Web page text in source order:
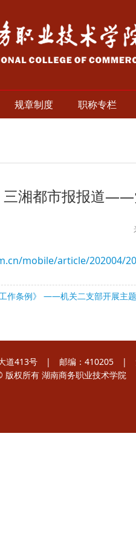
规章制度 职称专栏
三湘都市报报道——
mobile/article/202004/
作条例》 ——机关二支部开展主
大道413号 | 邮编：410205
版权所有 湖南商务职业技术学院